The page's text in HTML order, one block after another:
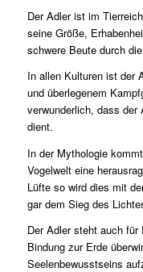
Der Adler ist im
seine Größe,
schwere Beute durch
In allen Kulturen ist der
und überlegenem
verwunderlich, dass der
dient.
In der Mythologie
Vogelwelt eine
Lüfte so wird dies mit
gar dem Sieg des
Der Adler steht auch
Bindung zur Erde
Seelenbewusstseins